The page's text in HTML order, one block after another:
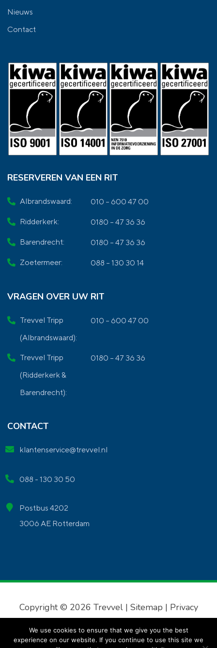
Nieuws
Contact
RESERVEREN VAN EEN RIT
Albrandswaard: 010 – 600 47 00
Ridderkerk: 0180 – 47 36 36
Barendrecht: 0180 – 47 36 36
Zoetermeer: 088 – 130 30 14
VRAGEN OVER UW RIT
Trevvel Tripp
(Albrandswaard):
010 – 600 47 00
Trevvel Tripp
(Ridderkerk &
Barendrecht):
0180 – 47 36 36
CONTACT
klantenservice@trevvel.nl
088 - 130 30 50
Postbus 4202
3006 AE Rotterdam
Copyright © 2026 Trevvel | Sitemap | Privacy
We use cookies to ensure that we give you the best
experience on our website. If you continue to use this site we